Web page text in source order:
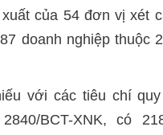
của 54 đơn vị xét
doanh nghiệp thuộc
với các tiêu chí
BCT-XNK, có